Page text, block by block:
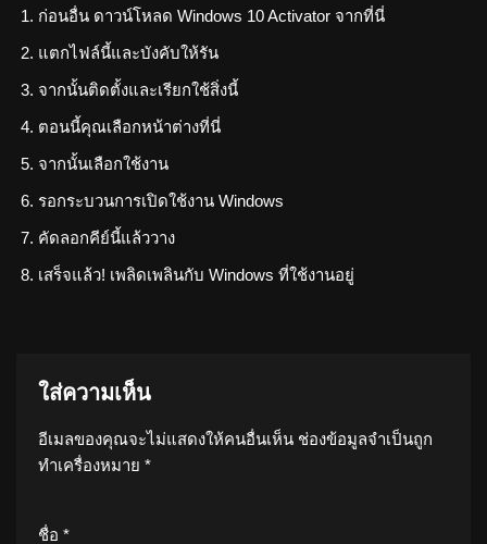
ก่อนอื่น ดาวน์โหลด Windows 10 Activator จากที่นี่
แตกไฟล์นี้และบังคับให้รัน
จากนั้นติดตั้งและเรียกใช้สิ่งนี้
ตอนนี้คุณเลือกหน้าต่างที่นี่
จากนั้นเลือกใช้งาน
รอกระบวนการเปิดใช้งาน Windows
คัดลอกคีย์นี้แล้ววาง
เสร็จแล้ว! เพลิดเพลินกับ Windows ที่ใช้งานอยู่
ใส่ความเห็น
อีเมลของคุณจะไม่แสดงให้คนอื่นเห็น ช่องข้อมูลจำเป็นถูก
ทำเครื่องหมาย *
ชื่อ *